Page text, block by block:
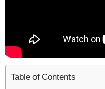
Table of Contents